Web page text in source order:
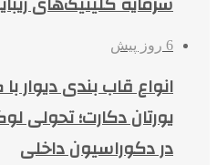
6 روز پیش
انواع قاب بندی دیوار
یورتان دکارت؛ تحولی
در دکوراسیون داخلی